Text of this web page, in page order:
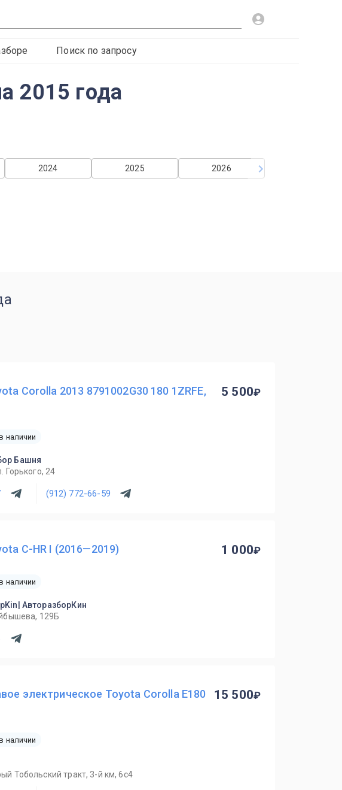
Поиск по запросу
2015 года
2026
2025
2024
Corolla 2013 8791002G30 180 1ZRFE,
наличии
Башня
Горького, 24
(912) 772-66-59
5 500
C-HR I (2016—2019)
наличии
АвторазборКин
129Б
1 000
электрическое Toyota Corolla E180
наличии
Тобольский тракт, 3-й км, 6с4
15 500